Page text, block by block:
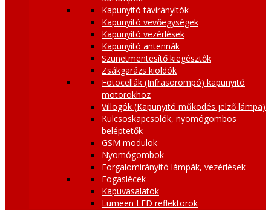
Kapunyitó távirányítók
Kapunyitó vevőegységek
Kapunyitó vezérlések
Kapunyitó antennák
Szünetmentesítő kiegésztők
Zsákgarázs kioldók
Fotocellák (Infrasorompó) kapunyitó
motorokhoz
Villogók (Kapunyitó működés jelző lámpa)
Kulcsoskapcsolók, nyomógombos
beléptetők
GSM modulok
Nyomógombok
Forgalomirányító lámpák, vezérlések
Fogaslécek
Kapuvasalatok
Lumeen LED reflektorok